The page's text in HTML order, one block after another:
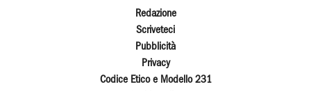
Redazione
Scriveteci
Pubblicità
Privacy
Codice Etico e Modello 231